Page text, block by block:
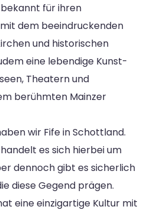
für ihren
dem beeindruckenden
und historischen
eine lebendige Kunst-
Theatern und
berühmten Mainzer
wir Fife in Schottland.
es sich hierbei um
dennoch gibt es sicherlich
diese Gegend prägen.
eine einzigartige Kultur mit